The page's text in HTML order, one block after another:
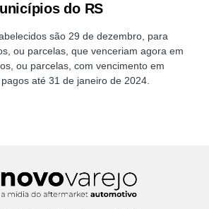
do RS
são 29 de dezembro, para
ou parcelas, que venceriam agora em
ou parcelas, com vencimento em
até 31 de janeiro de 2024.